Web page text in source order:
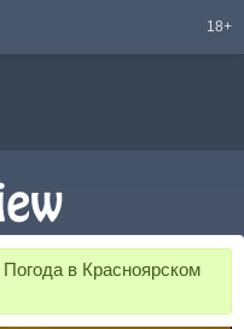
18+
Погода в Красноярском